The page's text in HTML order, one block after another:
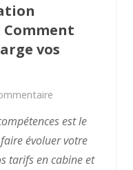
vos
est le
évoluer votre
tarifs en cabine et